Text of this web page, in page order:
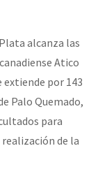
alcanza las
Atico
extiende por 143
Palo Quemado,
para
de la